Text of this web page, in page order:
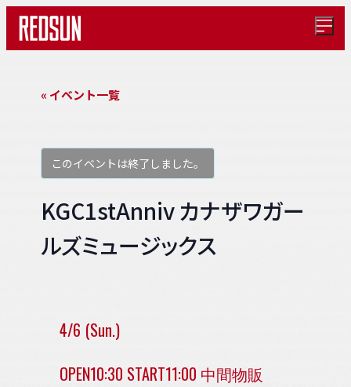
メ
« イベント一覧
このイベントは終了しました。
KGC1stAnniv カナザワガー
ルズミュージックス
4/6 (Sun.)
OPEN10:30 START11:00 中間物販